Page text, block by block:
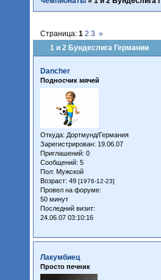
1 и 2 Бундеслига Германии
Страница: 1 2 3 »
Dancher
Подносчик мячей
Откуда: Дортмунд/Германия
Зарегистрирован: 19.06.07
Приглашений: 0
Сообщений: 5
Пол: Мужской
Возраст: 49 [1976-12-23]
Провел на форуме:
50 минут
Последний визит:
24.06.07 03:10:16
Лакумбиец
Просто печник